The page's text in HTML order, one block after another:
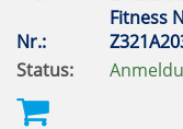
Fitness
Nr.:
Status: